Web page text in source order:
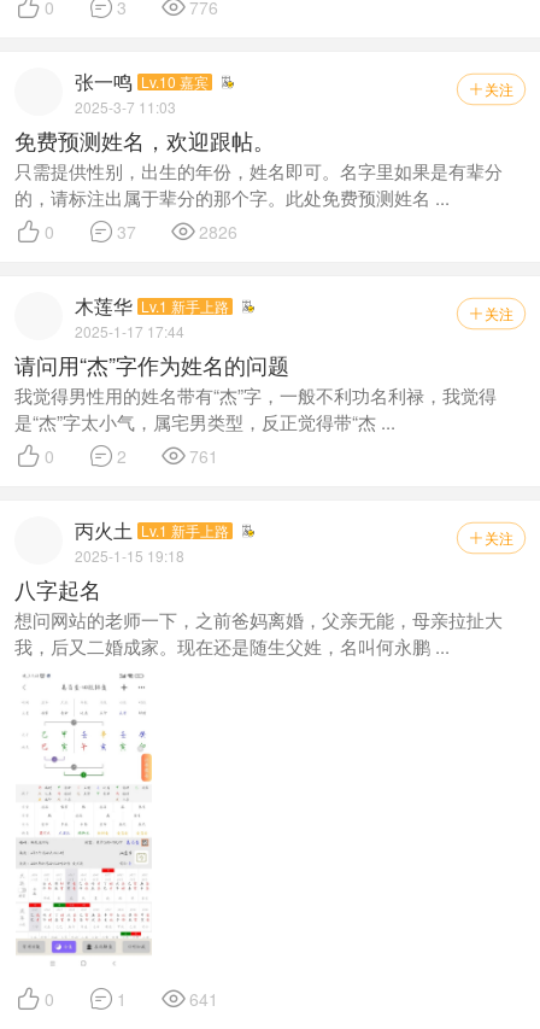
 0  3  776
 关注
张一鸣 Lv.10 嘉宾
2025-3-7 11:03
免费预测姓名，欢迎跟帖。
只需提供性别，出生的年份，姓名即可。名字里如果是有辈分
的，请标注出属于辈分的那个字。此处免费预测姓名 ...
 0  37 2826
 关注
木莲华 Lv.1 新手上路
2025-1-17 17:44
请问用“杰”字作为姓名的问题
我觉得男性用的姓名带有“杰”字，一般不利功名利禄，我觉得
是“杰”字太小气，属宅男类型，反正觉得带“杰 ...
 0  2  761
 关注
丙火土 Lv.1 新手上路
2025-1-15 19:18
八字起名
想问网站的老师一下，之前爸妈离婚，父亲无能，母亲拉扯大
我，后又二婚成家。现在还是随生父姓，名叫何永鹏 ...
 0  1  641